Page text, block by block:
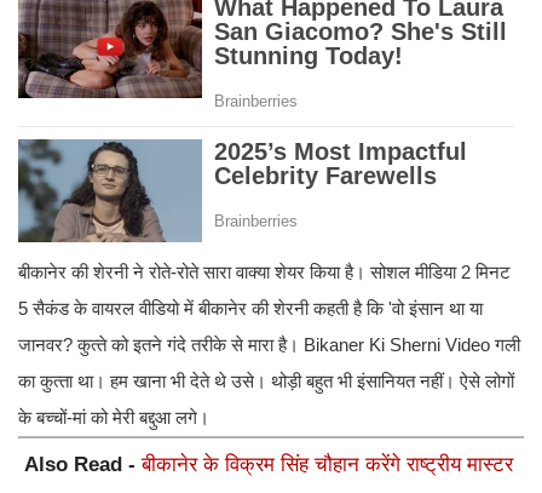
बीकानेर की शेरनी ने रोते-रोते सारा वाक्‍या शेयर किया है। सोशल मीडिया 2 मिनट
5 सैकंड के वायरल वीडियो में बीकानेर की शेरनी कहती है कि 'वो इंसान था या
जानवर? कुत्‍ते को इतने गंदे तरीके से मारा है। Bikaner Ki Sherni Video गली
का कुत्‍ता था। हम खाना भी देते थे उसे। थोड़ी बहुत भी इंसानियत नहीं। ऐसे लोगों
के बच्‍चों-मां को मेरी बद्दुआ लगे।
Also Read -बीकानेर के विक्रम सिंह चौहान करेंगे राष्ट्रीय मास्टर